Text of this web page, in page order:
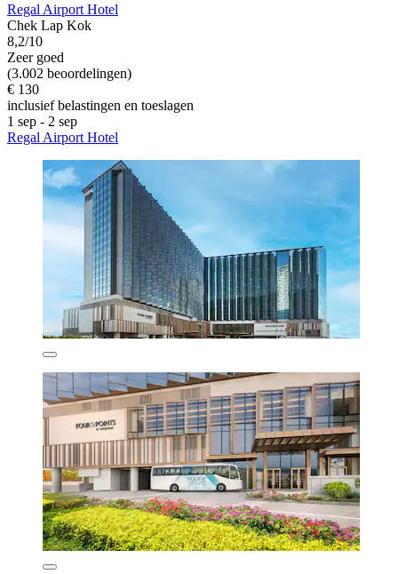
Regal Airport Hotel
Chek Lap Kok
8,2/10
Zeer goed
(3.002 beoordelingen)
€ 130
inclusief belastingen en toeslagen
1 sep - 2 sep
Regal Airport Hotel